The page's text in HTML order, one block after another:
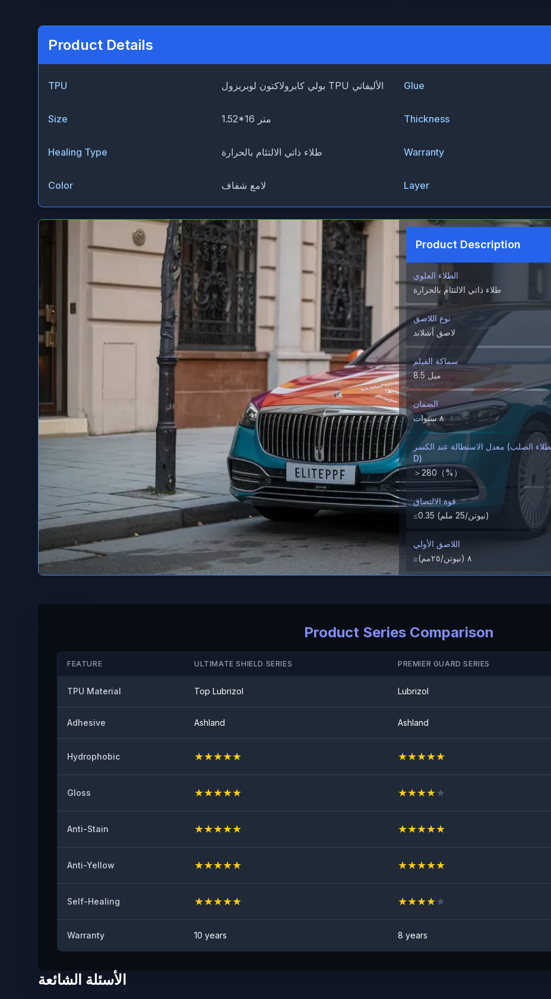
Product Details
TPU بولي كابرولاكتون لوبريزول TPU الأليفاتي Glue
Size 1.52*16 متر Thickness
Healing Type طلاء ذاتي الالتئام بالحرارة Warranty
Color لامع شفاف Layer
Product Description
الطلاء العلوي
طلاء ذاتي الالتئام بالحرارة
نوع اللاصق
لاصق أشلاند
سماكة الفيلم
8.5 ميل
الضمان
٨ سنوات
معدل الاستطالة عند الكسر (الطلاء الصلب/ M
D)
＞280（%）
قوة الالتصاق
≤0.35 (نيوتن/25 ملم)
اللاصق الأولي
≥٨ (نيوتن/٢٥مم)
Product Series Comparison
FEATURE ULTIMATE SHIELD SERIES PREMIER GUARD SERIES
TPU Material Top Lubrizol Lubrizol
Adhesive Ashland Ashland
Hydrophobic ★★★★★ ★★★★★
Gloss ★★★★★ ★★★★★
Anti-Stain ★★★★★ ★★★★★
Anti-Yellow ★★★★★ ★★★★★
Self-Healing ★★★★★ ★★★★★
Warranty 10 years 8 years
الأسئلة الشائعة